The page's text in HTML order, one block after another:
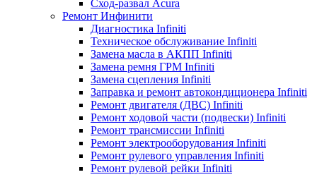
Сход-развал Acura
Ремонт Инфинити
Диагностика Infiniti
Техническое обслуживание Infiniti
Замена масла в АКПП Infiniti
Замена ремня ГРМ Infiniti
Замена сцепления Infiniti
Заправка и ремонт автокондиционера Infiniti
Ремонт двигателя (ДВС) Infiniti
Ремонт ходовой части (подвески) Infiniti
Ремонт трансмиссии Infiniti
Ремонт электрооборудования Infiniti
Ремонт рулевого управления Infiniti
Ремонт рулевой рейки Infiniti